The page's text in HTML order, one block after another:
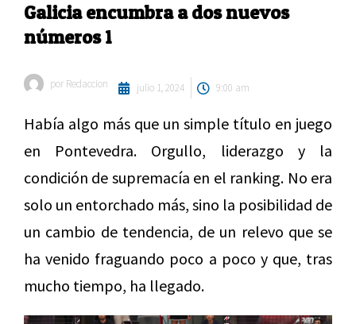
Galicia encumbra a dos nuevos
números 1
por Redaccion julio 1, 2024 9:00 am
Había algo más que un simple título en juego
en Pontevedra. Orgullo, liderazgo y la
condición de supremacía en el ranking. No era
solo un entorchado más, sino la posibilidad de
un cambio de tendencia, de un relevo que se
ha venido fraguando poco a poco y que, tras
mucho tiempo, ha llegado.